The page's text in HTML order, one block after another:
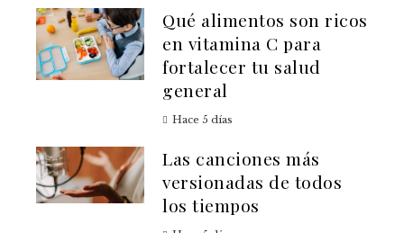
Qué alimentos son ricos
en vitamina C para
fortalecer tu salud
general
Hace 5 días
Las canciones más
versionadas de todos
los tiempos